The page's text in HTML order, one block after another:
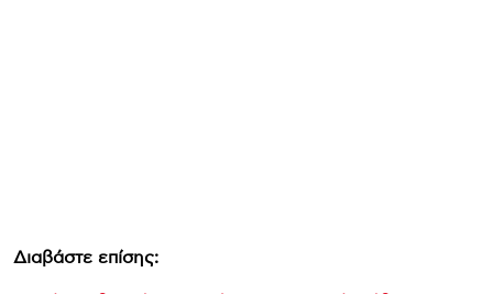
Διαβάστε επίσης: